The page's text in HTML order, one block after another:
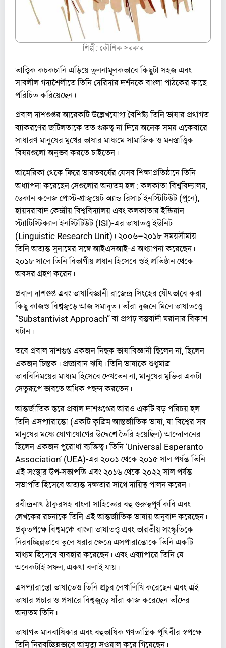
শিল্পী: কৌশিক সরকার
তাত্ত্বিক কচকচানি এড়িয়ে তুলনামূলকভাবে কিছুটা সহজ এবং
সাবলীল গদ্যশৈলীতে তিনি দেরিদার দর্শনকে বাংলা পাঠকের কাছে
পরিচিত করিয়েছেন।
প্রবাল দাশগুপ্তর আরেকটি উল্লেখযোগ্য বৈশিষ্ট্য তিনি ভাষার প্রথাগত
ব্যাকরণের জটিলতাকে তত গুরুত্ব না দিয়ে অনেক সময় একেবারে
সাধারণ মানুষের মুখের ভাষার মাধ্যমে সামাজিক ও মনস্তাত্ত্বিক
বিষয়গুলো অনুভব করতে চাইতেন।
আমেরিকা‌ থেকে ফিরে ভারতবর্ষের যেসব শিক্ষাপ্রতিষ্ঠানে তিনি
অধ্যাপনা করেছেন সেগুলোর অন্যতম হল : কলকাতা বিশ্ববিদ্যালয়, ​
ডেকান কলেজ পোস্ট-গ্রাজুয়েট অ্যান্ড রিসার্চ ইনস্টিটিউট (পুনে),
হায়দরাবাদ কেন্দ্রীয় বিশ্ববিদ্যালয় এবং কলকাতার ইন্ডিয়ান
স্ট্যাটিস্টিক্যাল ইনস্টিটিউট (ISI)-এর ভাষাতত্ত্ব ইউনিট
(Linguistic Research Unit)। ২০০৬–২০১৮ সময়সীমায়
তিনি অত্যন্ত সুনামের সঙ্গে আইএসআই-এ অধ্যাপনা করেছেন।
২০১৮ সালে তিনি বিভাগীয় প্রধান হিসেবে ওই প্রতিষ্ঠান থেকে
অবসর গ্রহণ করেন।
প্রবাল দাশগুপ্ত এবং ভাষাবিজ্ঞানী রাজেন্দ্র সিংহের যৌথভাবে করা
কিছু কাজও বিশ্বজুড়ে আজ সমাদৃত। তাঁরা দুজনে মিলে ভাষাতত্ত্বে
“Substantivist Approach” বা প্রগাঢ় বস্তুবাদী ঘরানার বিকাশ
ঘটান।
তবে প্রবাল দাশগুপ্ত একজন নিছক ভাষাবিজ্ঞানী ছিলেন না, ছিলেন
একজন চিন্তক। প্রজ্ঞাবান ঋষি। তিনি ভাষাকে শুধুমাত্র
ভাববিনিময়ের মাধ্যম হিসেবে দেখতেন না, মানুষের মুক্তির একটা
সেতুরূপে ভাবতে অধিক পছন্দ করতেন।
​আন্তর্জাতিক স্তরে প্রবাল দাশগুপ্তের আরও একটি বড় পরিচয় হল
তিনি এসপ্যারান্তো (একটি কৃত্রিম আন্তর্জাতিক ভাষা, যা বিশ্বের সব
মানুষের মধ্যে যোগাযোগের উদ্দেশে তৈরি হয়েছিল) আন্দোলনের
ছিলেন একজন পুরোধা ব্যক্তিত্ব। তিনি ‘Universal Esperanto
Association’ (UEA)-এর ২০০১ থেকে ২০১৫ সাল পর্যন্ত তিনি
এই সংস্থার উপ-সভাপতি এবং ২০১৬ থেকে ২০২২ সাল পর্যন্ত
সভাপতি হিসেবে অত্যন্ত দক্ষতার সাথে দায়িত্ব পালন করেন।
রবীন্দ্রনাথ ঠাকুরসহ বাংলা সাহিত্যের বহু গুরুত্বপূর্ণ কবি এবং
লেখকের রচনাকে তিনি এই আন্তর্জাতিক ভাষায় অনুবাদ করেছেন।
প্রকৃতপক্ষে বিশ্বমঞ্চে বাংলা ভাষাতত্ত্ব এবং ভারতীয় সংস্কৃতিকে
নিরবচ্ছিন্নভাবে তুলে ধরার ক্ষেত্রে এসপারান্তোকে তিনি একটি
মাধ্যম হিসেবে ব্যবহার করেছেন। এবং এব্যাপারে তিনি যে
অনেকটাই সফল, একথা বলাই যায়।
​এসপ্যারান্তো ভাষাতেও তিনি প্রচুর লেখালিখি করেছেন এবং এই
ভাষার প্রচার ও প্রসারে বিশ্বজুড়ে যাঁরা কাজ করেছেন তাঁদের
অন্যতম তিনি।
ভাষাগত মানবাধিকার এবং বহুভাষিক গণতান্ত্রিক পৃথিবীর স্বপক্ষে
তিনি নিরবচ্ছিন্নভাবে আমৃত্যু সওয়াল করে গিয়েছেন।